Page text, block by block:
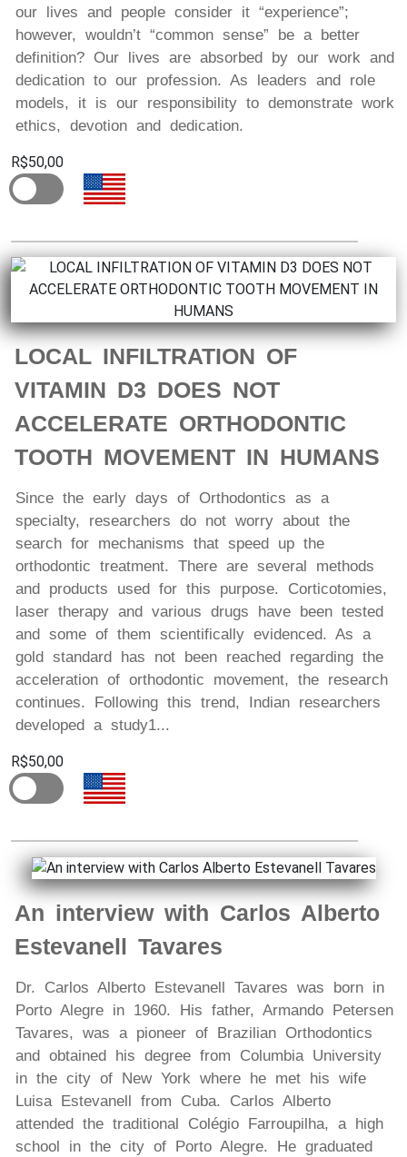
our lives and people consider it “experience”;
however, wouldn’t “common sense” be a better
definition? Our lives are absorbed by our work and
dedication to our profession. As leaders and role
models, it is our responsibility to demonstrate work
ethics, devotion and dedication.
R$50,00
LOCAL INFILTRATION OF
VITAMIN D3 DOES NOT
ACCELERATE ORTHODONTIC
TOOTH MOVEMENT IN HUMANS
Since the early days of Orthodontics as a
specialty, researchers do not worry about the
search for mechanisms that speed up the
orthodontic treatment. There are several methods
and products used for this purpose. Corticotomies,
laser therapy and various drugs have been tested
and some of them scientifically evidenced. As a
gold standard has not been reached regarding the
acceleration of orthodontic movement, the research
continues. Following this trend, Indian researchers
developed a study1...
R$50,00
An interview with Carlos Alberto
Estevanell Tavares
Dr. Carlos Alberto Estevanell Tavares was born in
Porto Alegre in 1960. His father, Armando Petersen
Tavares, was a pioneer of Brazilian Orthodontics
and obtained his degree from Columbia University
in the city of New York where he met his wife
Luisa Estevanell from Cuba. Carlos Alberto
attended the traditional Colégio Farroupilha, a high
school in the city of Porto Alegre. He graduated